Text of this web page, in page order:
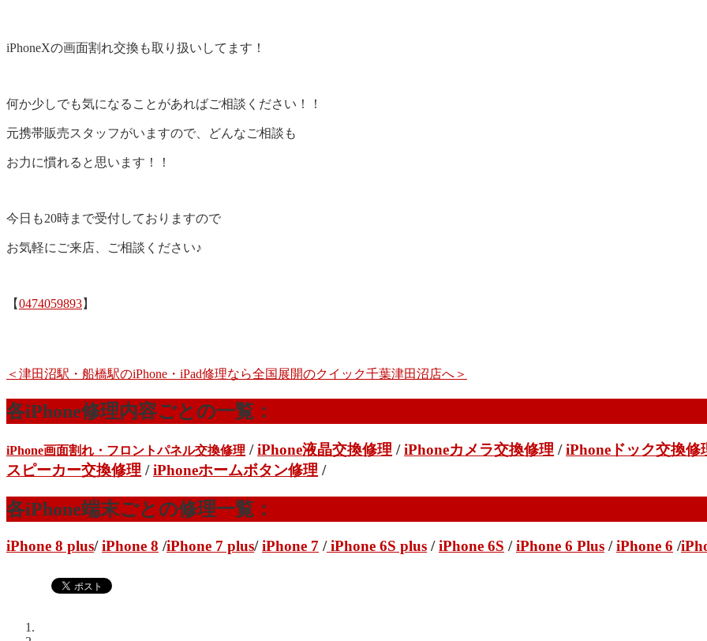
iPhoneXの画面割れ交換も取り扱いしてます！
何か少しでも気になることがあればご相談ください！！
元携帯販売スタッフがいますので、どんなご相談も
お力に慣れると思います！！
今日も20時まで受付しておりますので
お気軽にご来店、ご相談ください♪
【0474059893】
＜津田沼駅・船橋駅のiPhone・iPad修理なら全国展開のクイック千葉津田沼店へ＞
各iPhone修理内容ごとの一覧：
iPhone画面割れ・フロントパネル交換修理 /iPhone液晶交換修理 /iPhoneカメラ交換修理 /iPhoneドック交換修
スピーカー交換修理 /iPhoneホームボタン修理 /
各iPhone端末ごとの修理一覧：
iPhone 8 plus/iPhone 8 /iPhone 7 plus/iPhone 7 /iPhone 6S plus /iPhone 6S /iPhone 6 Plus /iPhone 6 /